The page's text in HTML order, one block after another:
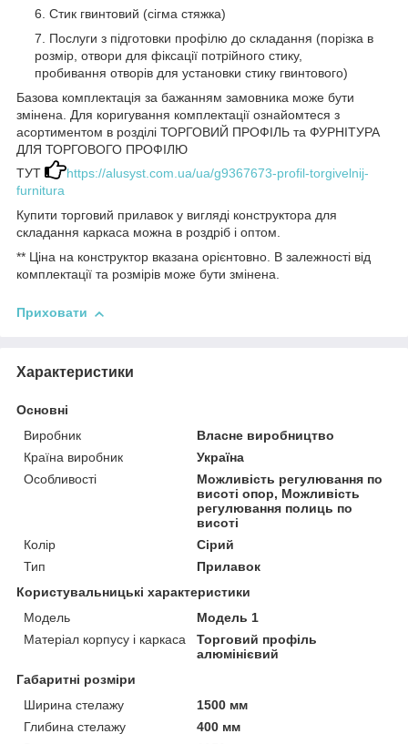
Стик гвинтовий (сігма стяжка)
Послуги з підготовки профілю до складання (порізка в
розмір, отвори для фіксації потрійного стику,
пробивання отворів для установки стику гвинтового)
Базова комплектація за бажанням замовника може бути
змінена. Для коригування комплектації ознайомтеся з
асортиментом в розділі ТОРГОВИЙ ПРОФІЛЬ та ФУРНІТУРА
ДЛЯ ТОРГОВОГО ПРОФІЛЮ
ТУТ
https://alusyst.com.ua/ua/g9367673-profil-torgivelnij-
furnitura
Купити торговий прилавок у вигляді конструктора для
складання каркаса можна в роздріб і оптом.
** Ціна на конструктор вказана орієнтовно. В залежності від
комплектації та розмірів може бути змінена.
Приховати
Характеристики
Основні
Виробник
Власне виробництво
Країна виробник
Україна
Особливості
Можливість регулювання по
висоті опор, Можливість
регулювання полиць по
висоті
Колір
Сірий
Тип
Прилавок
Користувальницькі характеристики
Модель
Модель 1
Матеріал корпусу і каркаса
Торговий профіль
алюмінієвий
Габаритні розміри
Ширина стелажу
1500 мм
Глибина стелажу
400 мм